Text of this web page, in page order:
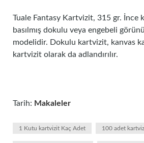
Tuale Fantasy Kartvizit, 315 gr. İnce
basılmış dokulu veya engebeli
modelidir. Dokulu kartvizit, kanvas
kartvizit olarak da adlandırılır.
Tarih: Makaleler
1 Kutu kartvizit Kaç Adet 100 adet